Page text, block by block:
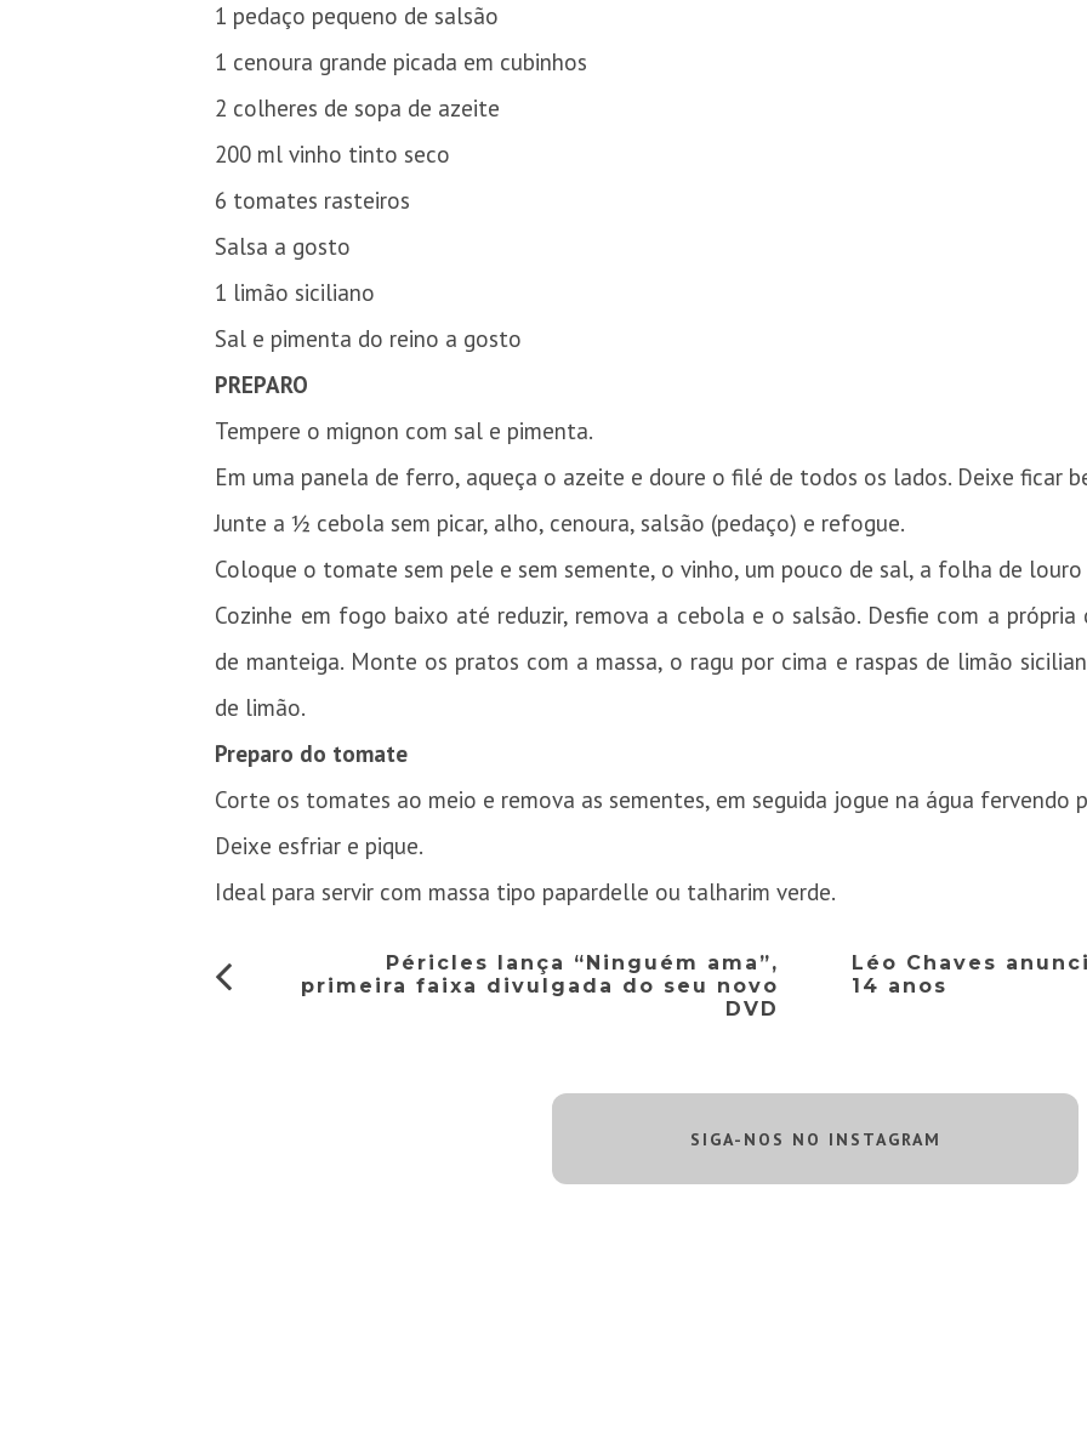
1 pedaço pequeno de salsão
1 cenoura grande picada em cubinhos
2 colheres de sopa de azeite
200 ml vinho tinto seco
6 tomates rasteiros
Salsa a gosto
1 limão siciliano
Sal e pimenta do reino a gosto
PREPARO
Tempere o mignon com sal e pimenta.
Em uma panela de ferro, aqueça o azeite e doure o filé de todos os lados. Deixe ficar
Junte a ½ cebola sem picar, alho, cenoura, salsão (pedaço) e refogue.
Coloque o tomate sem pele e sem semente, o vinho, um pouco de sal, a folha de
Cozinhe em fogo baixo até reduzir, remova a cebola e o salsão. Desfie com a
de manteiga. Monte os pratos com a massa, o ragu por cima e raspas de limão
de limão.
Preparo do tomate
Corte os tomates ao meio e remova as sementes, em seguida jogue na água fervendo
Deixe esfriar e pique.
Ideal para servir com massa tipo papardelle ou talharim verde.
Péricles lança “Ninguém ama”,
primeira faixa divulgada do seu novo
DVD
Léo Chaves
14 anos
SIGA-NOS NO INSTAGRAM